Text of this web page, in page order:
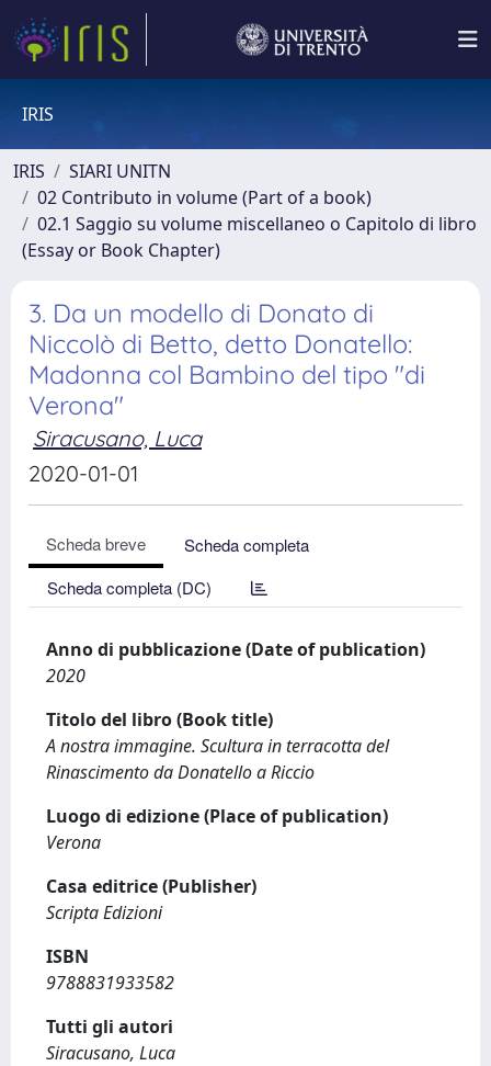
IRIS
IRIS
SIARI UNITN
02 Contributo in volume (Part of a book)
02.1 Saggio su volume miscellaneo o Capitolo di libro
(Essay or Book Chapter)
3. Da un modello di Donato di
Niccolò di Betto, detto Donatello:
Madonna col Bambino del tipo "di
Verona"
Siracusano, Luca
2020-01-01
Scheda breve
Scheda completa
Scheda completa (DC)
Anno di pubblicazione (Date of publication)
2020
Titolo del libro (Book title)
A nostra immagine. Scultura in terracotta del
Rinascimento da Donatello a Riccio
Luogo di edizione (Place of publication)
Verona
Casa editrice (Publisher)
Scripta Edizioni
ISBN
9788831933582
Tutti gli autori
Siracusano, Luca